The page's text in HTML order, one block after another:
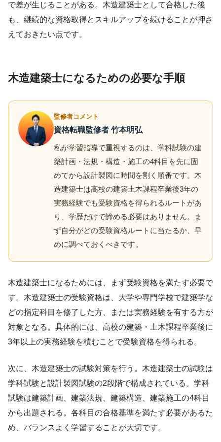
で差が生じることがある。木造建築士として合格した後
も、継続的な資格取得とスキルアップを続けることが押さ
えておきたい点です。
木造建築士になるための必要な手順
監修者コメント
資格転職監修者 竹本明弘
私が学習指導で重視するのは、学科試験の建
築計画・法規・構造・施工の4科目を先に固
めてから設計製図に時間を割く順番です。木
造建築士は高校の建築土木課程卒業後3年の
実務経験でも受験資格を得られるルートがあ
り、学歴だけで諦める必要はありません。ま
ず自分がどの受験資格ルートに当たるか、早
めに調べておくべきです。
木造建築士になるためには、まず受験資格を満たす必要で
す。木造建築士の受験資格は、大学や専門学校で建築学な
どの指定科目を修了した方、または実務経験を有する方が
対象となる。具体的には、高校の建築・土木課程卒業後に
3年以上の実務経験を積むことで受験資格を得られる。
次に、木造建築士の試験対策を行う。木造建築士の試験は
学科試験と設計製図試験の2段階で構成されている。学科
試験は建築計画、建築法規、建築構造、建築施工の4科目
から出題される。各科目の合格基準を満たす必要があるた
め、バランスよく学習することが大切です。